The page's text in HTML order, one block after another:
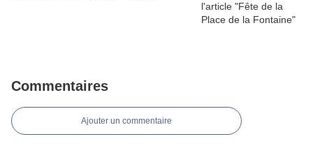
Commentaires
Ajouter un commentaire